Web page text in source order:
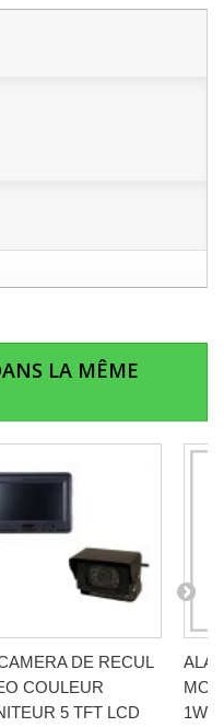
LA MÊME
DE RECUL
COULEUR
5 TFT LCD
1W